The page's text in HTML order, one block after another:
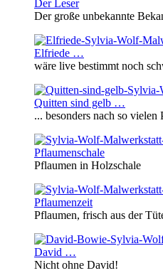
Der Leser
Der große unbekannte
Elfriede …
wäre live bestimmt noch
Quitten sind gelb …
... besonders nach so
Pflaumenschale
Pflaumen in Holzschale
Pflaumenzeit
Pflaumen, frisch aus der
David …
Nicht ohne David!